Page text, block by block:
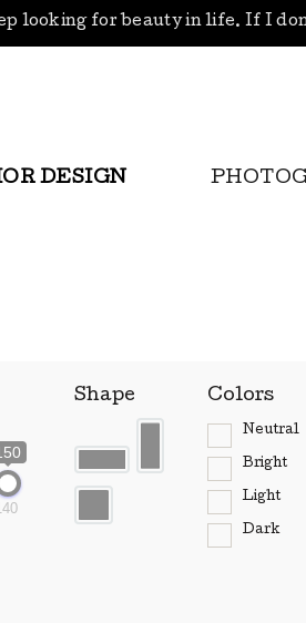
looking for beauty in life. If I
DESIGN
Shape Colors
Neutral
Bright
Light
Dark